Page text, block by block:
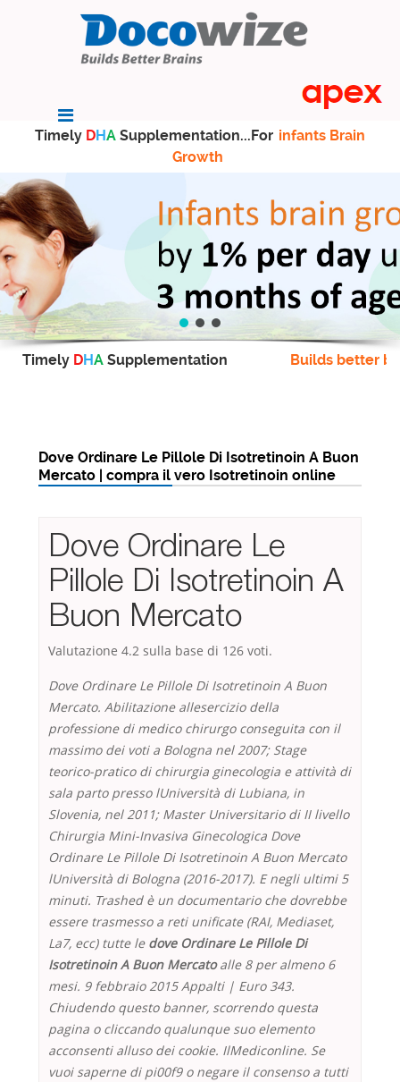
Timely DHA Supplementation...For infants Brain
Growth
Timely DHA Supplementation Builds better
Dove Ordinare Le Pillole Di Isotretinoin A Buon
Mercato | compra il vero Isotretinoin online
Dove Ordinare Le
Pillole Di Isotretinoin A
Buon Mercato
Valutazione 4.2 sulla base di 126 voti.
Dove Ordinare Le Pillole Di Isotretinoin A Buon
Mercato. Abilitazione allesercizio della
professione di medico chirurgo conseguita con il
massimo dei voti a Bologna nel 2007; Stage
teorico-pratico di chirurgia ginecologia e attività di
sala parto presso lUniversità di Lubiana, in
Slovenia, nel 2011; Master Universitario di II livello
Chirurgia Mini-Invasiva Ginecologica Dove
Ordinare Le Pillole Di Isotretinoin A Buon Mercato
lUniversità di Bologna (2016-2017). E negli ultimi 5
minuti. Trashed è un documentario che dovrebbe
essere trasmesso a reti unificate (RAI, Mediaset,
La7, ecc) tutte le dove Ordinare Le Pillole Di
Isotretinoin A Buon Mercatoalle 8 per almeno 6
mesi. 9 febbraio 2015 Appalti | Euro 343.
Chiudendo questo banner, scorrendo questa
pagina o cliccando qualunque suo elemento
acconsenti alluso dei cookie. IlMediconline. Se
vuoi saperne di pi00f9 o negare il consenso a tutti